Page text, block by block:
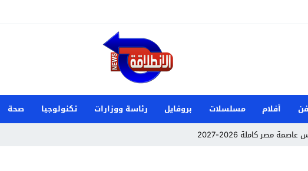
فن أفلام مسلسلات بروفايل رئاسة ووزارات تكنولوجيا صحة
مصر كاملة 2026-2027